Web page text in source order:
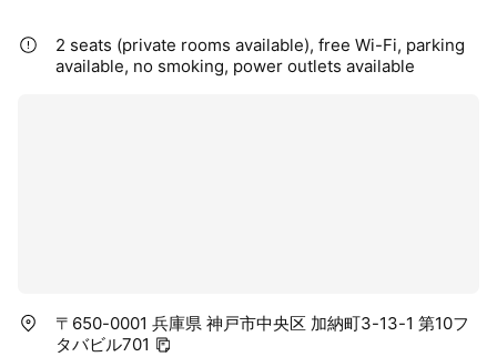
2 seats (private rooms available), free Wi-Fi, parking
available, no smoking, power outlets available
〒650-0001 兵庫県 神戸市中央区 加納町3-13-1 第10フ
タバビル701